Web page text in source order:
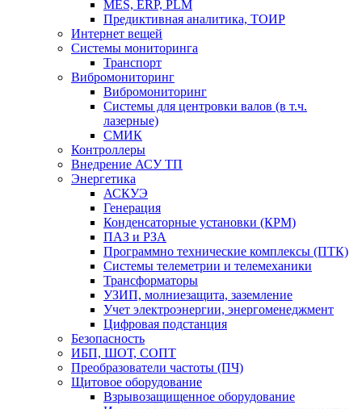
MES, ERP, PLM
Предиктивная аналитика, ТОИР
Интернет вещей
Системы мониторинга
Транспорт
Вибромониторинг
Вибромониторинг
Системы для центровки валов (в т.ч.
лазерные)
СМИК
Контроллеры
Внедрение АСУ ТП
Энергетика
АСКУЭ
Генерация
Конденсаторные установки (КРМ)
ПАЗ и РЗА
Программно технические комплексы (ПТК)
Системы телеметрии и телемеханики
Трансформаторы
УЗИП, молниезащита, заземление
Учет электроэнергии, энергоменеджмент
Цифровая подстанция
Безопасность
ИБП, ШОТ, СОПТ
Преобразователи частоты (ПЧ)
Щитовое оборудование
Взрывозащищенное оборудование